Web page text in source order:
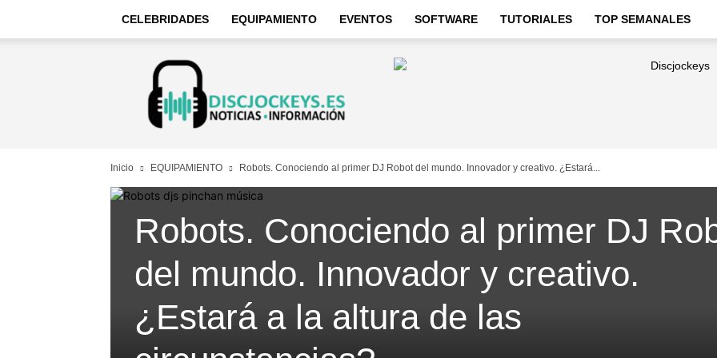
CELEBRIDADES EQUIPAMIENTO EVENTOS SOFTWARE TUTORIALES TOP SEMANALES
Discjockeys
Noticias
e
información
Inicio EQUIPAMIENTO Robots. Conociendo al primer DJ Robot del mundo. Innovador y creativo. ¿Estará...
Robots. Conociendo al primer DJ
del mundo. Innovador y creativo.
¿Estará a la altura de las